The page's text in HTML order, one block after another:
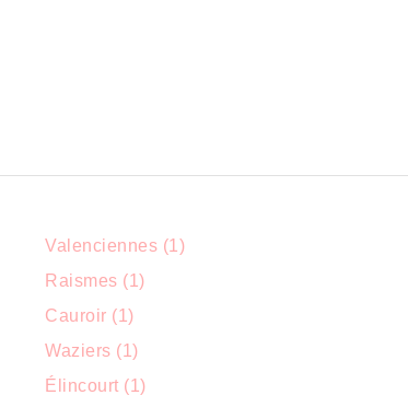
Valenciennes (1)
Raismes (1)
Cauroir (1)
Waziers (1)
Élincourt (1)